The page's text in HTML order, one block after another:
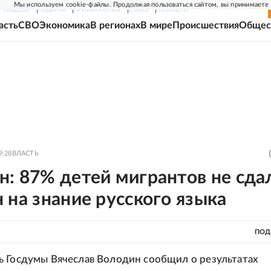
Мы используем cookie-файлы. Продолжая пользоваться сайтом, вы принимаете
НЕДЕЛЯ РОДИНА ПРИЛОЖЕНИЯ СОЮЗ НОВОСТИ
СВОЭкономикаВ регионахВ мире Происшествия
ВЛАСТЬ
87% детей мигрантов не
на знание русского языка
Госдумы Вячеслав Володин сообщил о результатах